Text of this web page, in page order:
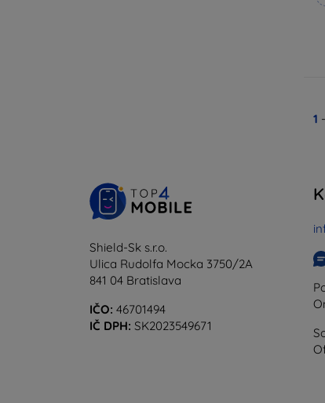
1 -
Shield-Sk s.r.o.
Ulica Rudolfa Mocka 3750/2A
841 04 Bratislava
IČO: 46701494
IČ DPH: SK2023549671